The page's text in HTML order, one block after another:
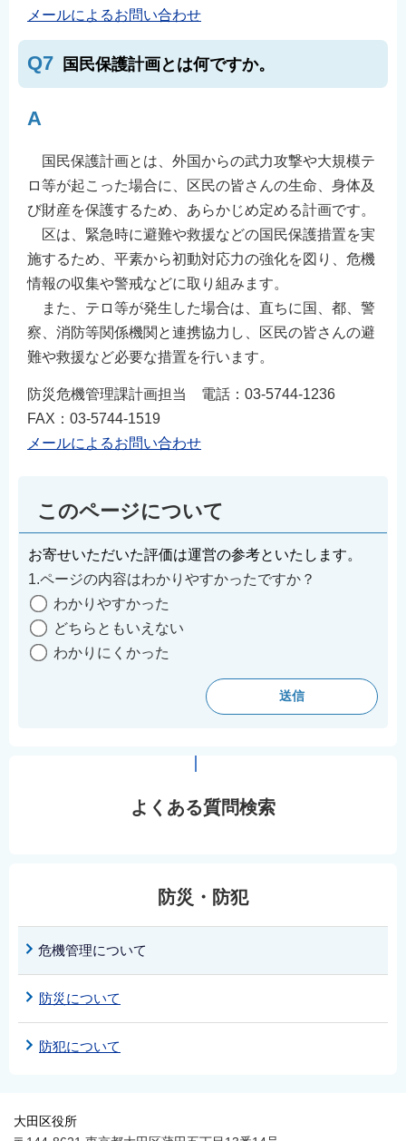
メールによるお問い合わせ
Q7 国民保護計画とは何ですか。
A
国民保護計画とは、外国からの武力攻撃や大規模テ
ロ等が起こった場合に、区民の皆さんの生命、身体及
び財産を保護するため、あらかじめ定める計画です。
区は、緊急時に避難や救援などの国民保護措置を実
施するため、平素から初動対応力の強化を図り、危機
情報の収集や警戒などに取り組みます。
また、テロ等が発生した場合は、直ちに国、都、警
察、消防等関係機関と連携協力し、区民の皆さんの避
難や救援など必要な措置を行います。
防災危機管理課計画担当 電話：03-5744-1236
FAX：03-5744-1519
メールによるお問い合わせ
このページについて
お寄せいただいた評価は運営の参考といたします。
1.ページの内容はわかりやすかったですか？
わかりやすかった
どちらともいえない
わかりにくかった
よくある質問検索
防災・防犯
危機管理について
防災について
防犯について
大田区役所